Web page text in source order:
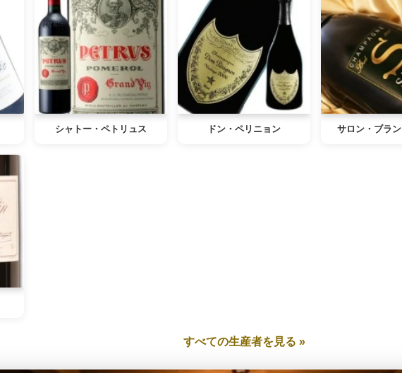
シャトー・ペトリュス ドン・ペリニョン サロン・ブラ
すべての生産者を見る »